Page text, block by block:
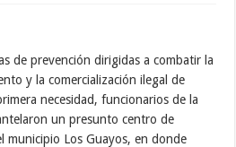
de prevención dirigidas a combatir la
y la comercialización ilegal de
necesidad, funcionarios de la
un presunto centro de
municipio Los Guayos, en donde